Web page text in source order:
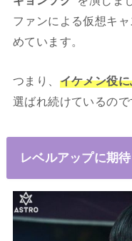
ファンによる仮想キ
めています。
つまり、 イケメン役
選ばれ続けているので
レベルアップに期待